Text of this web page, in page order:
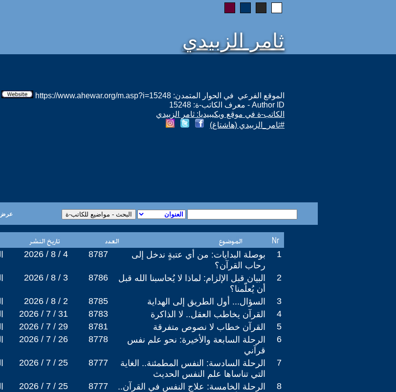
ثامر الزبيدي
الموقع الفرعي في الحوار المتمدن: https://www.ahewar.org/m.asp?i=15248
Author ID - معرف الكاتب-ة: 15248
الكاتب-ة في موقع ويكيبيديا: ثامر الزبيدي
#ثامر_الزبيدي (هاشتاغ)
عرض
2026 / 8 / 4 8787
بوصلة البدايات: من أي عتبةٍ ندخل إلى
رحاب القرآن؟
1
2026 / 8 / 3 8786
البيان قبل الإلزام: لماذا لا يُحاسبنا الله قبل
أن يُعلّمنا؟
2
2026 / 8 / 2 8785 السؤال... أول الطريق إلى الهداية
3
2026 / 7 / 31 8783 القرآن يخاطب العقل.. لا الذاكرة
4
2026 / 7 / 29 8781 القرآن خطاب لا نصوص متفرقة
5
2026 / 7 / 26 8778
الرحلة السابعة والأخيرة: نحو علم نفس
قرآني
6
2026 / 7 / 25 8777
الرحلة السادسة: النفس المطمئنة.. الغاية
التي تناساها علم النفس الحديث
7
2026 / 7 / 25 8777
الرحلة الخامسة: علاج النفس في القرآن..
8